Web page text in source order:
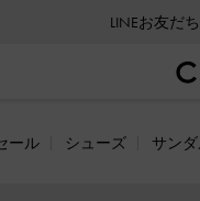
LINEお友だ
ール シューズ サン